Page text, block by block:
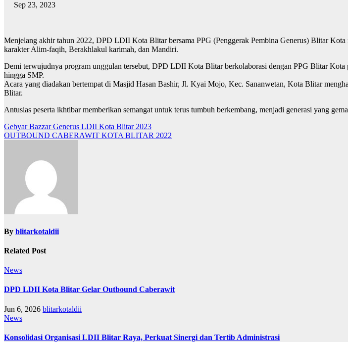
Sep 23, 2023
Menjelang akhir tahun 2022, DPD LDII Kota Blitar bersama PPG (Penggerak Pembina Generus) Blitar
karakter Alim-faqih, Berakhlakul karimah, dan Mandiri.
Demi terwujudnya program unggulan tersebut, DPD LDII Kota Blitar berkolaborasi dengan PPG Blitar
hingga SMP.
Acara yang diadakan bertempat di Masjid Hasan Bashir, Jl. Kyai Mojo, Kec. Sananwetan, Kota Blitar
Blitar.
Antusias peserta ikhtibar memberikan semangat untuk terus tumbuh berkembang, menjadi generasi yang
Post
navigation
Gebyar Bazzar Generus LDII Kota Blitar 2023
OUTBOUND CABERAWIT KOTA BLITAR 2022
By blitarkotaldii
Related Post
News
DPD LDII Kota Blitar Gelar Outbound Caberawit
Jun 6, 2026 blitarkotaldii
News
Konsolidasi Organisasi LDII Blitar Raya, Perkuat Sinergi dan Tertib Administrasi